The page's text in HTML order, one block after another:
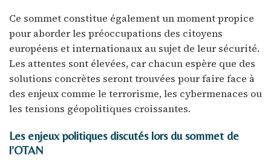
Ce sommet constitue également un moment propice
pour aborder les préoccupations des citoyens
européens et internationaux au sujet de leur sécurité.
Les attentes sont élevées, car chacun espère que des
solutions concrètes seront trouvées pour faire face à
des enjeux comme le terrorisme, les cybermenaces ou
les tensions géopolitiques croissantes.
Les enjeux politiques discutés lors du sommet de
l’OTAN